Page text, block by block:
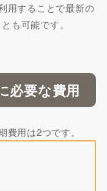
用することで最新の
も可能です。
必要な費用
用は2つです。